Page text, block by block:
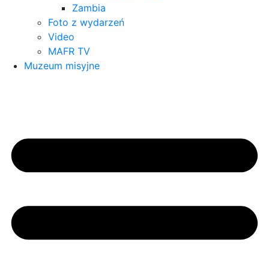
Zambia
Foto z wydarzeń
Video
MAFR TV
Muzeum misyjne